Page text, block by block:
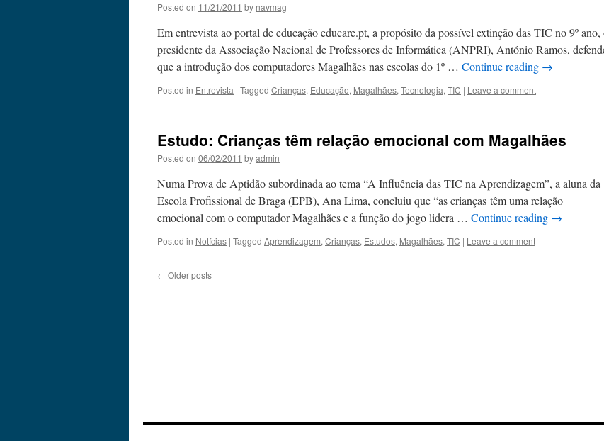
Posted on 11/21/2011 by navmag
Em entrevista ao portal de educação educare.pt, a propósito da possível extinção das TIC no 9º ano,
presidente da Associação Nacional de Professores de Informática (ANPRI), António Ramos,
que a introdução dos computadores Magalhães nas escolas do 1º … Continue reading →
Posted in Entrevista | Tagged Crianças, Educação, Magalhães, Tecnologia, TIC | Leave a comment
Estudo: Crianças têm relação emocional com Magalhães
Posted on 06/02/2011 byadmin
Numa Prova de Aptidão subordinada ao tema “A Influência das TIC na Aprendizagem”, a aluna da
Escola Profissional de Braga (EPB), Ana Lima, concluiu que “as crianças têm uma relação
emocional com o computador Magalhães e a função do jogo lidera … Continue reading →
Posted in Notícias | Tagged Aprendizagem, Crianças, Estudos, Magalhães, TIC | Leave a comment
← Older posts